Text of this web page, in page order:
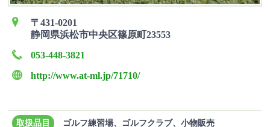
〒431-0201
静岡県浜松市中央区篠原町23553
053-448-3821
http://www.at-ml.jp/71710/
取扱品目 ゴルフ練習場、ゴルフクラブ、小物販売